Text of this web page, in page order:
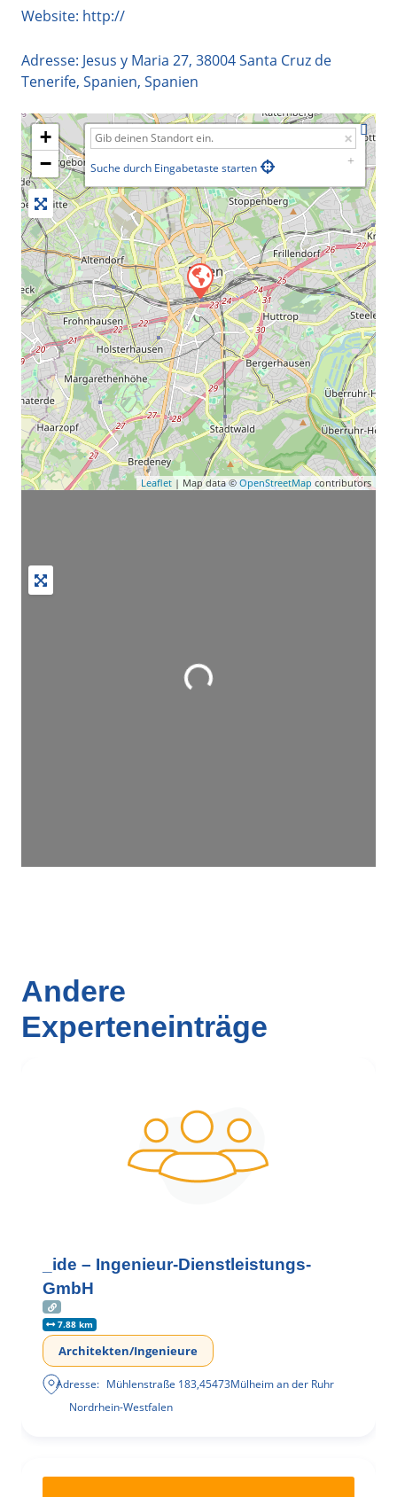
Website: http://
Adresse: Jesus y Maria 27, 38004Santa Cruz de
Tenerife, Spanien, Spanien
+
−
Suche durch Eingabetaste starten
Leaflet | Map data ©OpenStreetMap contributors
Wird geladen …
Andere
Experteneinträge
_ide – Ingenieur-Dienstleistungs-
GmbH
7.88 km
Architekten/Ingenieure
Adresse: Mühlenstraße 183,45473Mülheim an der Ruhr
Nordrhein-Westfalen